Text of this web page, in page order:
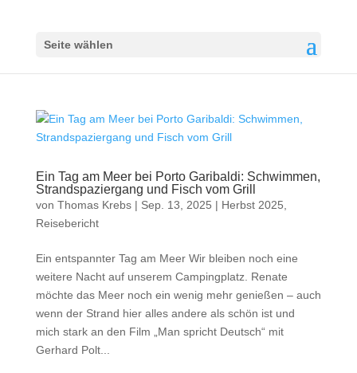
Seite wählen
Ein Tag am Meer bei Porto Garibaldi: Schwimmen,
Strandspaziergang und Fisch vom Grill
von Thomas Krebs| Sep. 13, 2025 | Herbst 2025
Reisebericht
Ein entspannter Tag am Meer Wir bleiben noch eine
weitere Nacht auf unserem Campingplatz. Renate
möchte das Meer noch ein wenig mehr genießen – auch
wenn der Strand hier alles andere als schön ist und
mich stark an den Film „Man spricht Deutsch“ mit
Gerhard Polt...